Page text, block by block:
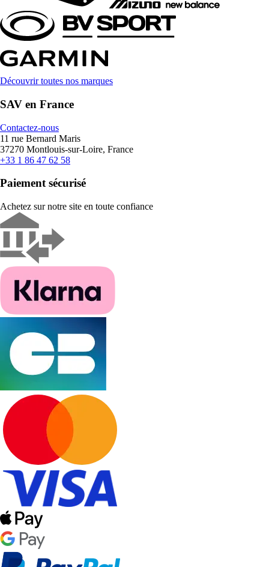
Découvrir toutes nos marques
SAV en France
Contactez-nous
11 rue Bernard Maris
37270 Montlouis-sur-Loire, France
+33 1 86 47 62 58
Paiement sécurisé
Achetez sur notre site en toute confiance